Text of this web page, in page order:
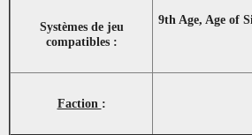
Systèmes de jeu
compatibles :
9th Age, Age of
Faction :